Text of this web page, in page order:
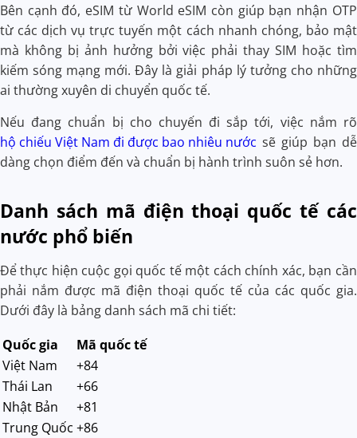
Bên cạnh đó, eSIM từ World eSIM còn giúp bạn nhận OTP
từ các dịch vụ trực tuyến một cách nhanh chóng, bảo mật
mà không bị ảnh hưởng bởi việc phải thay SIM hoặc tìm
kiếm sóng mạng mới. Đây là giải pháp lý tưởng cho những
ai thường xuyên di chuyển quốc tế.
Nếu đang chuẩn bị cho chuyến đi sắp tới, việc nắm rõ
hộ chiếu Việt Nam đi được bao nhiêu nước sẽ giúp bạn dễ
dàng chọn điểm đến và chuẩn bị hành trình suôn sẻ hơn.
Danh sách mã điện thoại quốc tế các
nước phổ biến
Để thực hiện cuộc gọi quốc tế một cách chính xác, bạn cần
phải nắm được mã điện thoại quốc tế của các quốc gia.
Dưới đây là bảng danh sách mã chi tiết:
Quốc gia
Mã quốc tế
Việt Nam
+84
Thái Lan
+66
Nhật Bản
+81
Trung Quốc +86